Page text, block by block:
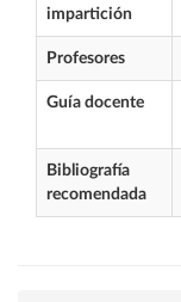
impartición
Profesores
Guía docente
Bibliografía
recomendada